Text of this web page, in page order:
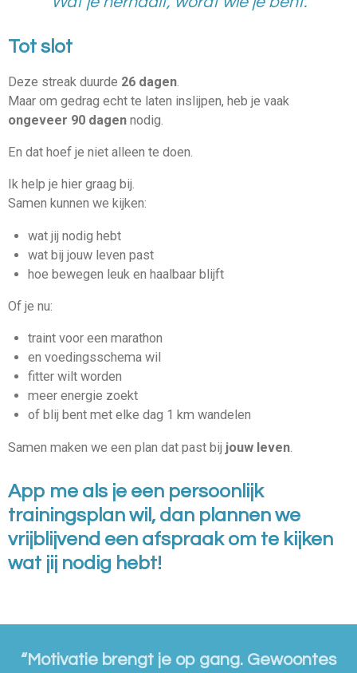
Tot slot
Deze streak duurde 26 dagen
Maar om gedrag echt te laten inslijpen, heb je vaak
ongeveer 90 dagen nodig.
En dat hoef je niet alleen te doen.
Ik help je hier graag bij.
Samen kunnen we kijken:
wat jij nodig hebt
wat bij jouw leven past
hoe bewegen leuk en haalbaar blijft
Of je nu:
traint voor een marathon
en voedingsschema wil
fitter wilt worden
meer energie zoekt
of blij bent met elke dag 1 km wandelen
Samen maken we een plan dat past bij jouw leven
App me als je een persoonlijk
trainingsplan wil, dan plannen we
vrijblijvend een afspraak om te kijken
wat jij nodig hebt!
“Motivatie brengt je op gang. Gewoontes